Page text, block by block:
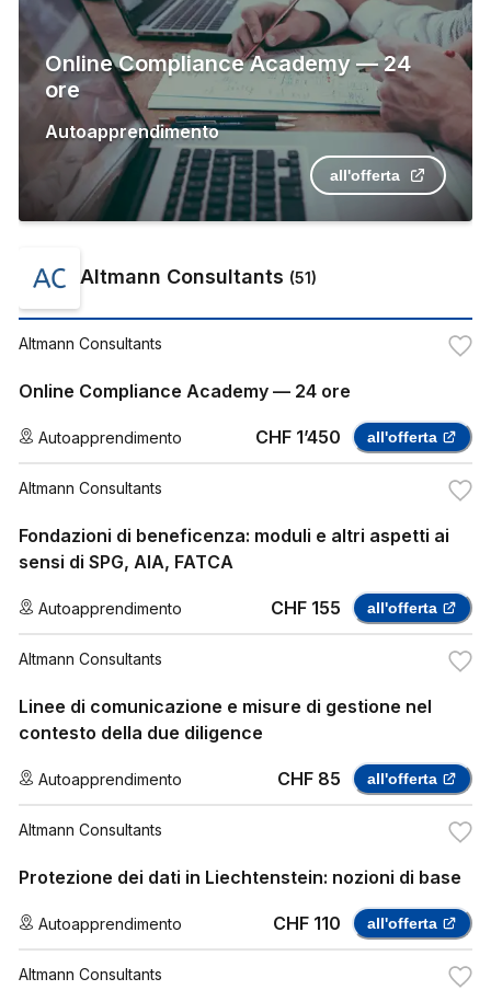
Online Compliance Academy — 24
ore
Autoapprendimento
all'offerta
Altmann Consultants (51)
Altmann Consultants
Online Compliance Academy — 24 ore
Autoapprendimento CHF 1’450 all'offerta
Altmann Consultants
Fondazioni di beneficenza: moduli e altri aspetti ai
sensi di SPG, AIA, FATCA
Autoapprendimento CHF 155 all'offerta
Altmann Consultants
Linee di comunicazione e misure di gestione nel
contesto della due diligence
Autoapprendimento CHF 85 all'offerta
Altmann Consultants
Protezione dei dati in Liechtenstein: nozioni di base
Autoapprendimento CHF 110 all'offerta
Altmann Consultants